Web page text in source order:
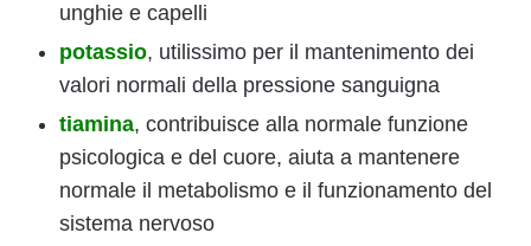
unghie e capelli
potassio, utilissimo per il mantenimento dei
valori normali della pressione sanguigna
tiamina, contribuisce alla normale funzione
psicologica e del cuore, aiuta a mantenere
normale il metabolismo e il funzionamento del
sistema nervoso